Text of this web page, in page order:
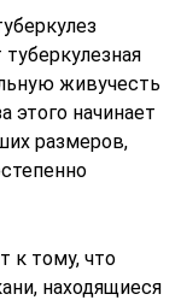
живучесть
этого начинает
размеров,
к тому, что
находящиеся